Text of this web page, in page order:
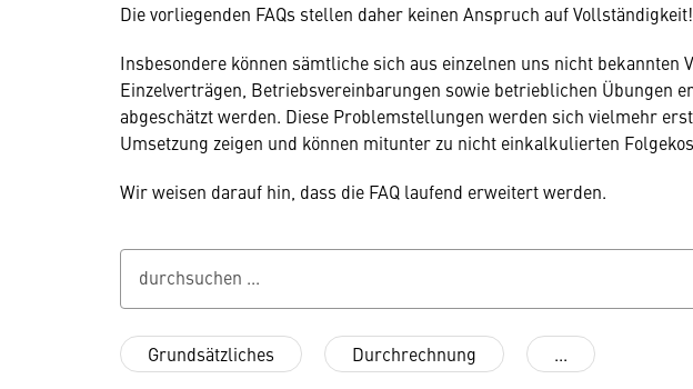
Die vorliegenden FAQs stellen daher keinen Anspruch auf Vollständigkeit!
Insbesondere können sämtliche sich aus einzelnen uns nicht bekannten
Einzelverträgen, Betriebsvereinbarungen sowie betrieblichen Übungen
abgeschätzt werden. Diese Problemstellungen werden sich vielmehr
Umsetzung zeigen und können mitunter zu nicht einkalkulierten
Wir weisen darauf hin, dass die FAQ laufend erweitert werden.
durchsuchen ...
Grundsätzliches Durchrechnung ...